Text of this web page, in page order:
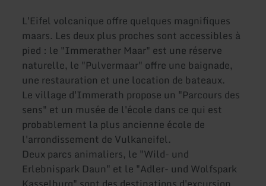
L'Eifel volcanique offre quelques magnifiques
maars. Les deux plus proches sont accessibles à
pied : le "Immerather Maar" est une réserve
naturelle, le "Pulvermaar" offre une baignade,
une restauration et une location de bateaux.
Le village d'Immerath propose un "Parcours des
sens" et un musée de l'école dans ce qui est
probablement la plus ancienne école de
l'arrondissement de Vulkaneifel.
Deux parcs animaliers, le "Wild- und
Erlebnispark Daun" et le "Adler- und Wolfspark